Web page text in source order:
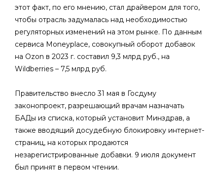
этот факт, по его мнению, стал драйвером для того,
чтобы отрасль задумалась над необходимостью
регуляторных изменений на этом рынке. По данным
сервиса Moneyplace, совокупный оборот добавок
на Ozon в 2023 г. составил 9,3 млрд руб., на
Wildberries – 7,5 млрд руб.
Правительство внесло 31 мая в Госдуму
законопроект, разрешающий врачам назначать
БАДы из списка, который установит Минздрав, а
также вводящий досудебную блокировку интернет-
страниц, на которых продаются
незарегистрированные добавки. 9 июля документ
был принят в первом чтении.